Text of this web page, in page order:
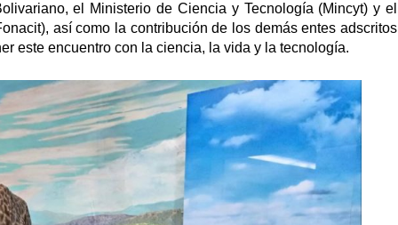
el Ministerio de Ciencia y Tecnología (Mincyt) y el
así como la contribución de los demás entes adscritos
este encuentro con la ciencia, la vida y la tecnología.